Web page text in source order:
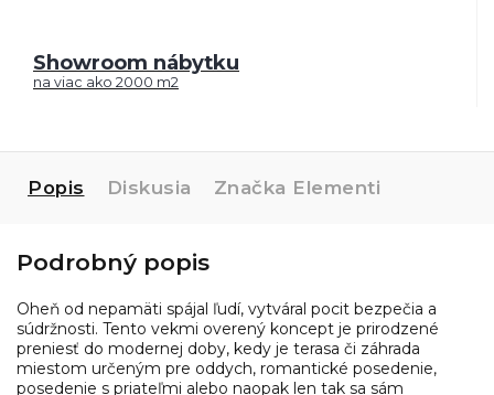
Showroom nábytku
na viac ako 2000 m2
Popis Diskusia Značka Elementi
Podrobný popis
Oheň od nepamäti spájal ľudí, vytváral pocit bezpečia a
súdržnosti. Tento vekmi overený koncept je prirodzené
preniesť do modernej doby, kedy je terasa či záhrada
miestom určeným pre oddych, romantické posedenie,
posedenie s priateľmi alebo naopak len tak sa sám